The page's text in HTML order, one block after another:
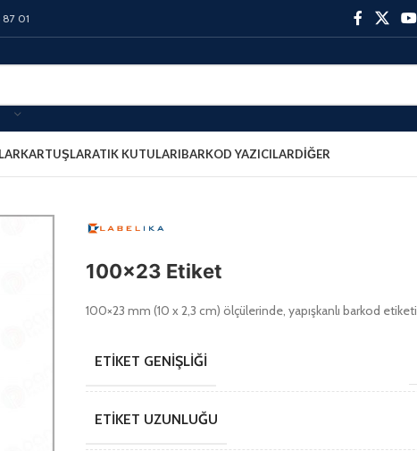
01
KARTUŞLARATIK KUTULARIBARKOD YAZICILARDIĞER
100×23 Etiket
100×23 mm (10 x 2,3 cm) ölçülerinde, yapışkanlı barkod etiketi
ETIKET GENIŞLIĞI
ETIKET UZUNLUĞU